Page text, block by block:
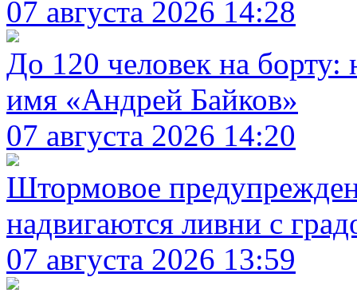
07 августа 2026 14:28
До 120 человек на
имя «Андрей Байков»
07 августа 2026 14:20
Штормовое
надвигаются ливни с
07 августа 2026 13:59